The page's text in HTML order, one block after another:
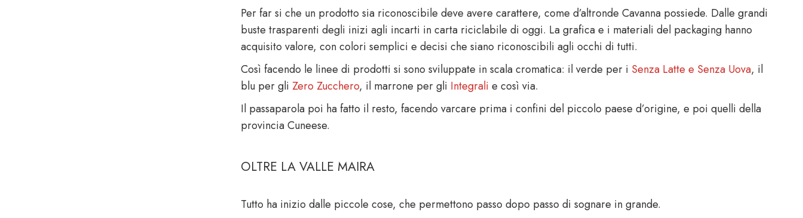
Per far si che un prodotto sia riconoscibile deve avere carattere, come d’altronde Cavanna possiede. Dalle grandi
buste trasparenti degli inizi agli incarti in carta riciclabile di oggi. La grafica e i materiali del packaging hanno
acquisito valore, con colori semplici e decisi che siano riconoscibili agli occhi di tutti.
Così facendo le linee di prodotti si sono sviluppate in scala cromatica: il verde per i Senza Latte e Senza Uova, il
blu per gli Zero Zucchero, il marrone per gli Integrali e così via.
Il passaparola poi ha fatto il resto, facendo varcare prima i confini del piccolo paese d’origine, e poi quelli della
provincia Cuneese.
OLTRE LA VALLE MAIRA
Tutto ha inizio dalle piccole cose, che permettono passo dopo passo di sognare in grande.